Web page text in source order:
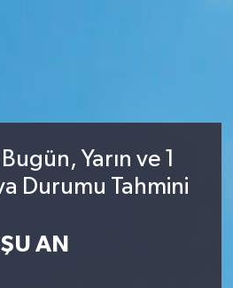
Yarın ve 1
Durumu Tahmini
ŞU AN